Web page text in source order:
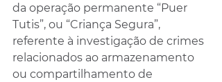
da operação permanente “Puer
Tutis”, ou “Criança Segura”,
referente à investigação de crimes
relacionados ao armazenamento
ou compartilhamento de